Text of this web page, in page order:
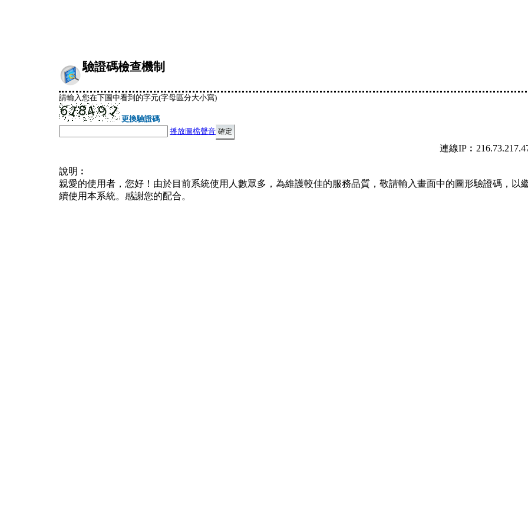
驗證碼檢查機制
請輸入您在下圖中看到的字元(字母區分大小寫)
更換驗證碼
播放圖檔聲音
連線
說明︰
親愛的使用者，您好！由於目前系統使用人數眾多，為維護較佳的服務品質，敬請輸入畫面中的圖形驗證碼，以
續使用本系統。感謝您的配合。